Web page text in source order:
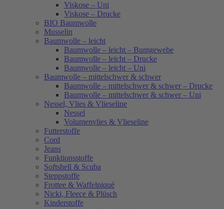
Viskose – Uni
Viskose – Drucke
BIO Baumwolle
Musselin
Baumwolle – leicht
Baumwolle – leicht – Buntgewebe
Baumwolle – leicht – Drucke
Baumwolle – leicht – Uni
Baumwolle – mittelschwer & schwer
Baumwolle – mittelschwer & schwer – Drucke
Baumwolle – mittelschwer & schwer – Uni
Nessel, Vlies & Vlieseline
Nessel
Volumenvlies & Vlieseline
Futterstoffe
Cord
Jeans
Funktionsstoffe
Softshell & Scuba
Steppstoffe
Frottee & Waffelpiqué
Nicki, Fleece & Plüsch
Kinderstoffe